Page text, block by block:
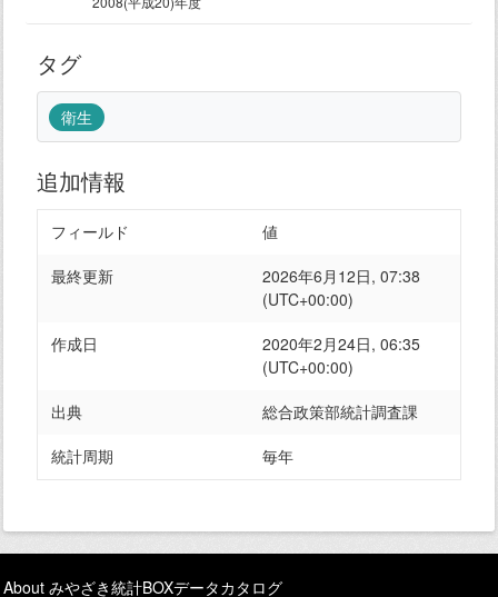
タグ
衛生
追加情報
フィールド
値
最終更新
2026年6月12日, 07:38
(UTC+00:00)
作成日
2020年2月24日, 06:35
(UTC+00:00)
出典
総合政策部統計調査課
統計周期
毎年
About みやざき統計BOXデータカタログ